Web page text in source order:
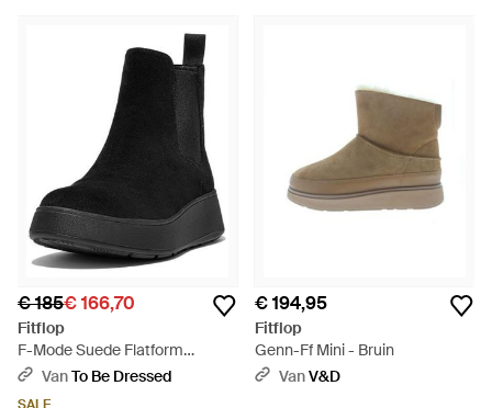
€ 185€ 166,70
Fitflop
F-Mode Suede Flatform
Chelsea Boots - Zwart
VanTo Be Dressed
€ 194,95
Fitflop
Genn-Ff Mini - Bruin
VanV&D